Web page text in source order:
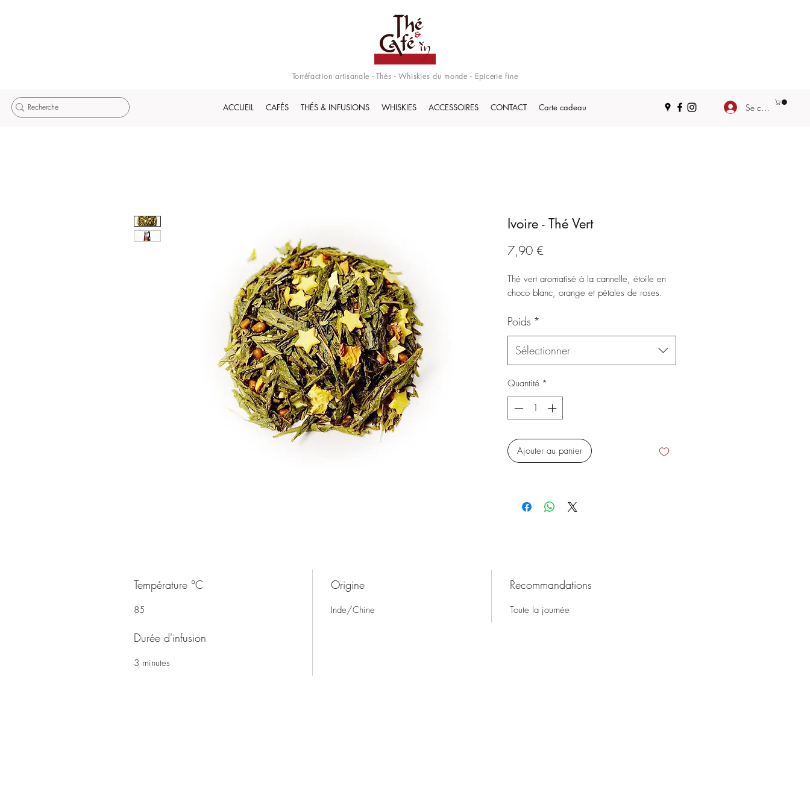
Torréfaction artisanale - Thés - Whiskies du monde - Epicerie fine
ACCUEIL CAFÉS THÉS & INFUSIONS WHISKIES ACCESSOIRES CONTACT Carte cadeau Se connecter
Ivoire - Thé Vert
7,90 €Prix
Thé vert aromatisé à la cannelle, étoile en
choco blanc, orange et pétales de roses.
Poids *
Sélectionner
Quantité *
Ajouter au panier
Température °C
85
Origine
Inde/Chine
Recommandations
Toute la journée
Durée d'infusion
3 minutes